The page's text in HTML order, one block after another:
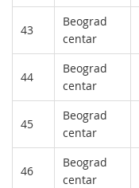
43
Beograd
centar
44
Beograd
centar
45
Beograd
centar
46
Beograd
centar